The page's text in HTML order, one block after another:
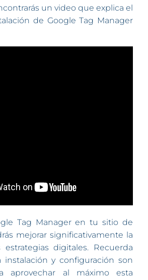
un video que explica el
de Google Tag Manager
Tag Manager en tu sitio de
mejorar significativamente la
digitales. Recuerda
y configuración son
aprovechar al máximo esta